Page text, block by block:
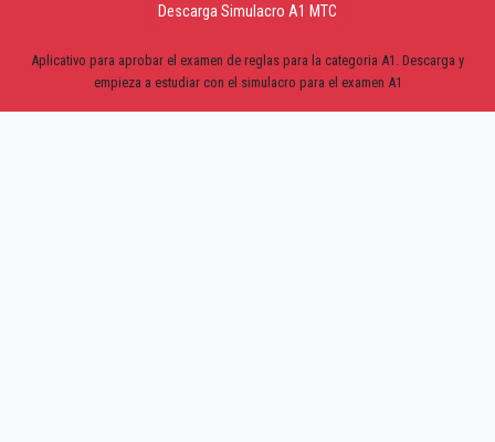
Descarga Simulacro A1 MTC
Aplicativo para aprobar el examen de reglas para la categoria A1. Descarga y
empieza a estudiar con el simulacro para el examen A1